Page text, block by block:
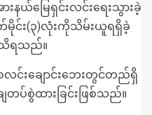
ားနယ်မြေရှင်းလင်းရေးသွားခဲ့
မိုင်း(၃)လုံးကိုသိမ်းယူရရှိခဲ့
မှသိရသည်။
လင်းချောင်းဘေးတွင်တည်ရှိ
ပ်စွဲထားခြင်းဖြစ်သည်။